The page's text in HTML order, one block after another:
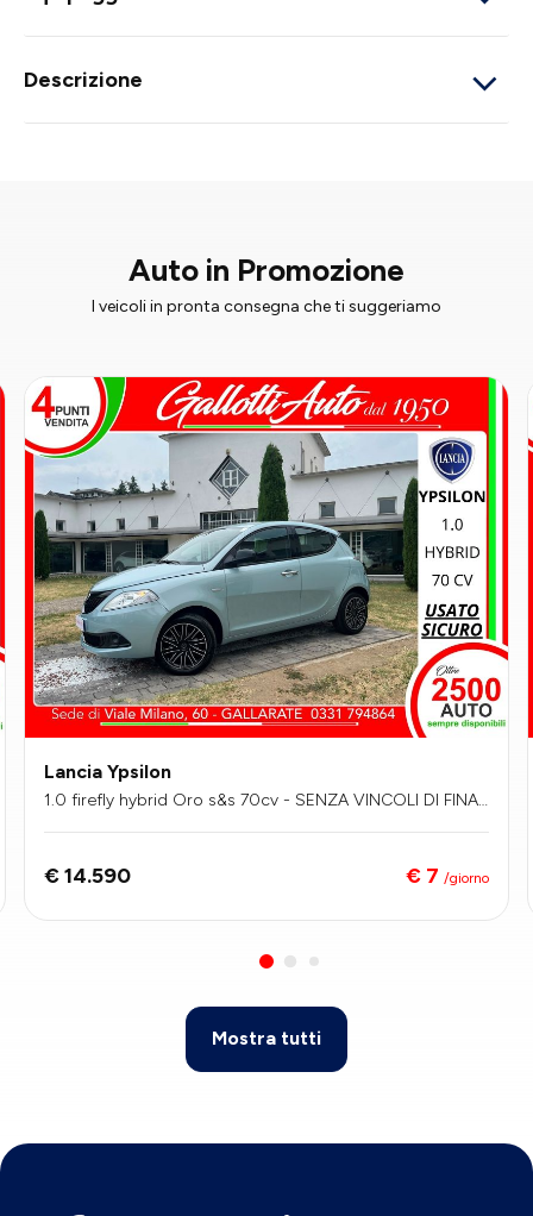
Descrizione
Auto in Promozione
I veicoli in pronta consegna che ti suggeriamo
Lancia Ypsilon
1.0 firefly hybrid Oro s&s 70cv - SENZA VINCOLI DI FINA
€ 14.590 € 7 /giorno
Mostra tutti